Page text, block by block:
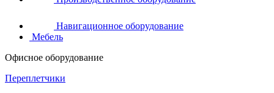
Навигационное оборудование
Мебель
Офисное оборудование
Переплетчики